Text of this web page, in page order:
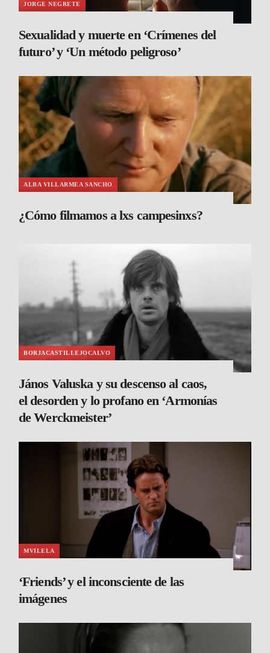
JORGE NEGRETE
Sexualidad y muerte en ‘Crímenes del
futuro’ y ‘Un método peligroso’
ALBA VILLARMEA SANCHO
¿Cómo filmamos a lxs campesinxs?
BORJACASTILLEJOCALVO
János Valuska y su descenso al caos,
el desorden y lo profano en ‘Armonías
de Werckmeister’
MVILELA
‘Friends’ y el inconsciente de las
imágenes